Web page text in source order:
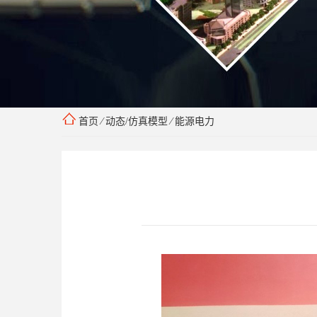
首页 ⁄动态/仿真模型⁄能源电力